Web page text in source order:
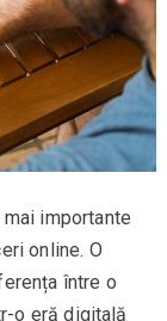
importante
online. O
între o
o eră digitală